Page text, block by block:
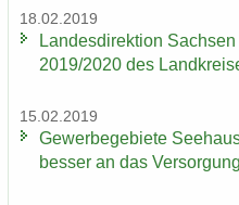
18.02.2019
Lan­des­di­rek­ti­on
2019/2020 des
15.02.2019
Ge­wer­be­ge­bie­te
bes­ser an das